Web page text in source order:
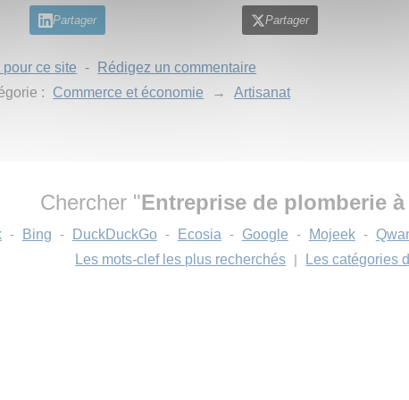
Partager Partager
pour ce site -
Rédigez un commentaire
:
Commerce et économie → Artisanat
Chercher "Entreprise de plomberie
- Bing - DuckDuckGo - Ecosia - Google - Mojeek -
Les mots-clef les plus recherchés | Les catégories